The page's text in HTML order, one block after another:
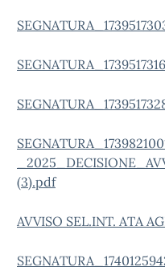
(3).pdf
AVVISO SEL.INT. ATA